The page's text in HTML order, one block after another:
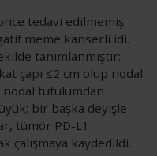
tedavi edilmemiş
meme kanserli idi.
tanımlanmıştır:
çapı ≤2 cm olup nodal
tutulumdan
bir başka deyişle
tümör PD-L1
çalışmaya kaydedildi.